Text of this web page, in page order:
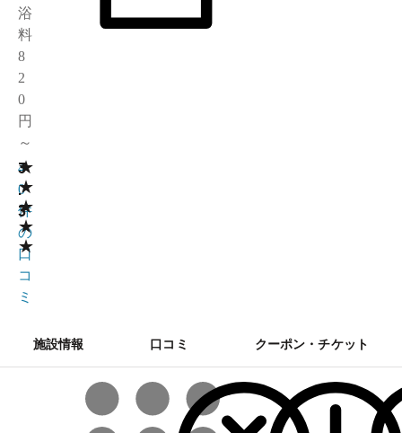
浴
料
8
2
0
円
～
★
★
★
★
★
3
.
3
4
0
件
の
口
コ
ミ
施設情報 口コミ クーポン・チケット